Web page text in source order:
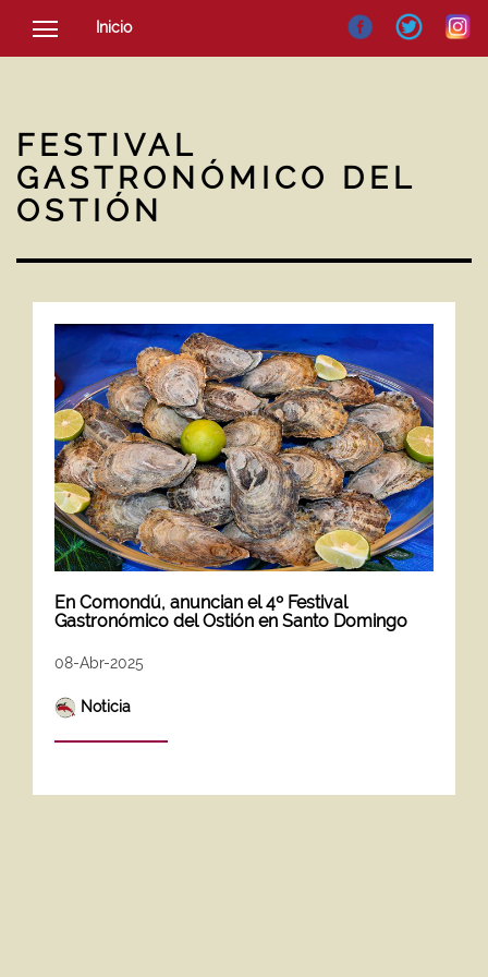
Inicio
SOCIEDAD
NOTICIAS
FESTIVAL
GASTRONÓMICO DEL
OSTIÓN
En Comondú, anuncian el 4º Festival
Gastronómico del Ostión en Santo Domingo
08-Abr-2025
Noticia